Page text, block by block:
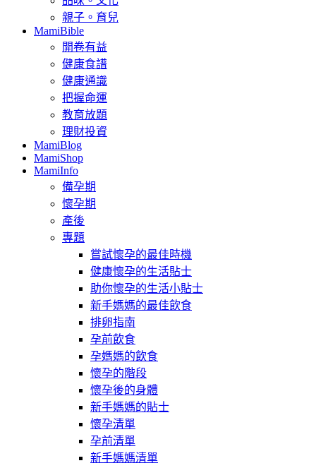
親子。育兒
MamiBible
開卷有益
健康食譜
健康通識
把握命運
教育放題
理財投資
MamiBlog
MamiShop
MamiInfo
備孕期
懷孕期
產後
專題
嘗試懷孕的最佳時機
健康懷孕的生活貼士
助你懷孕的生活小貼士
新手媽媽的最佳飲食
排卵指南
孕前飲食
孕媽媽的飲食
懷孕的階段
懷孕後的身體
新手媽媽的貼士
懷孕清單
孕前清單
新手媽媽清單